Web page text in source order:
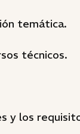
temática.
técnicos.
y los